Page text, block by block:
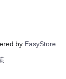
by EasyStore